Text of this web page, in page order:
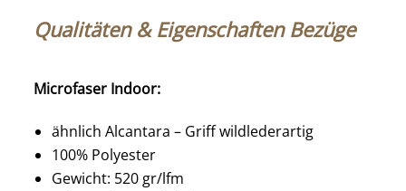
Qualitäten & Eigenschaften Bezüge
Microfaser Indoor:
ähnlich Alcantara – Griff wildlederartig
100% Polyester
Gewicht: 520 gr/lfm